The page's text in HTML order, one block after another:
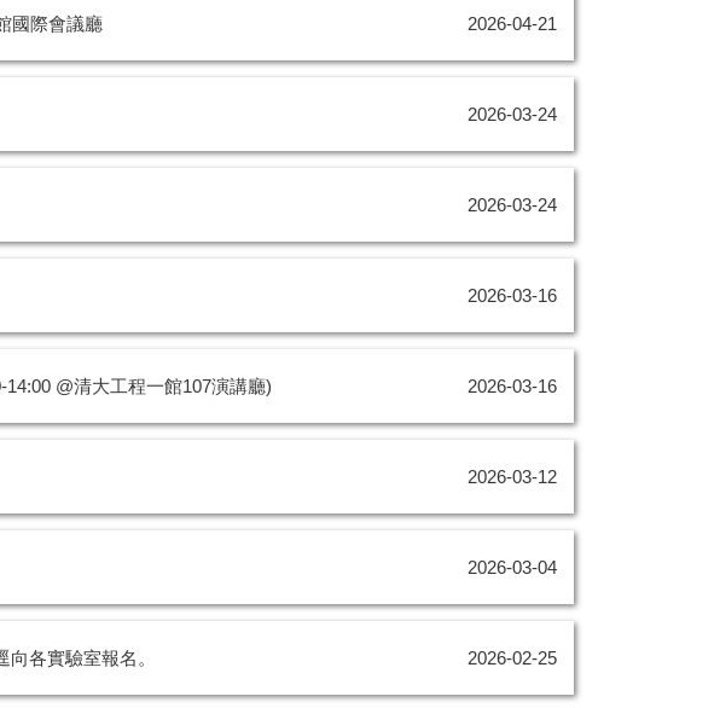
國際會議廳 2026-04-21
2026-03-24
2026-03-24
2026-03-16
@清大工程一館107演講廳) 2026-03-16
2026-03-12
2026-03-04
各實驗室報名。 2026-02-25